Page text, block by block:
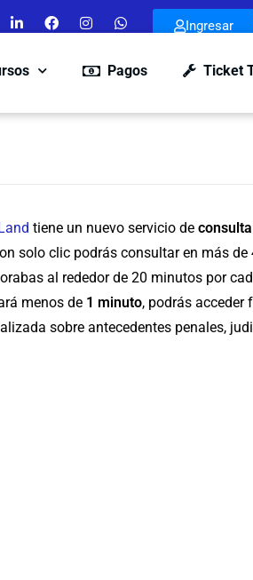
Ingresar
Pagos Ticket
tiene un nuevo servicio de consulta
solo clic podrás consultar en más de
al rededor de 20 minutos por
menos de 1 minuto, podrás acceder
sobre antecedentes penales,